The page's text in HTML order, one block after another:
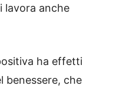
lavora anche
ha effetti
benessere, che